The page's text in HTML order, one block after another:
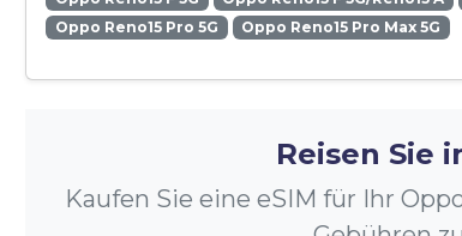
Oppo Reno15 Pro 5G
Oppo Reno15 Pro Max 5G
Reisen Sie
Kaufen Sie eine eSIM für Ihr